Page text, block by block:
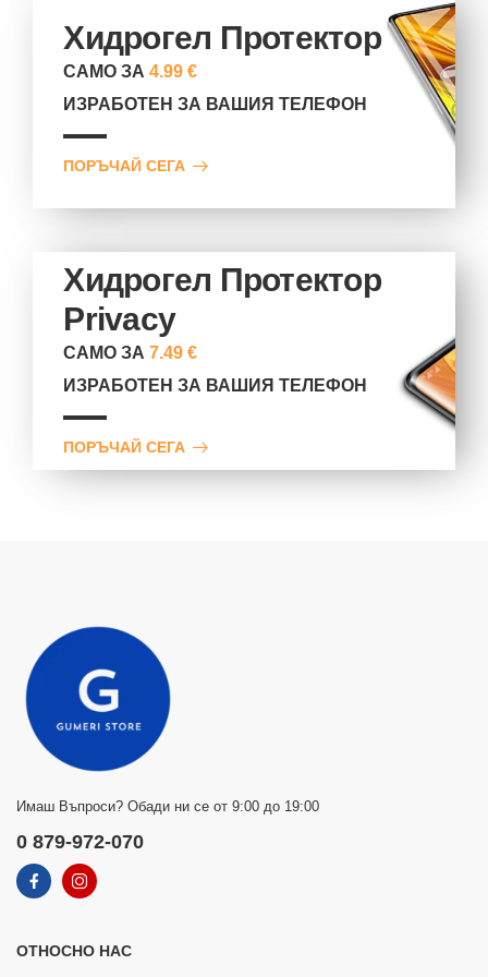
Хидрогел Протектор
САМО ЗА4.99 €
ИЗРАБОТЕН ЗА ВАШИЯ ТЕЛЕФОН
ПОРЪЧАЙ СЕГА
Хидрогел Протектор
Privacy
САМО ЗА7.49 €
ИЗРАБОТЕН ЗА ВАШИЯ ТЕЛЕФОН
ПОРЪЧАЙ СЕГА
Имаш Въпроси? Обади ни се от 9:00 до 19:00
0 879-972-070
ОТНОСНО НАС